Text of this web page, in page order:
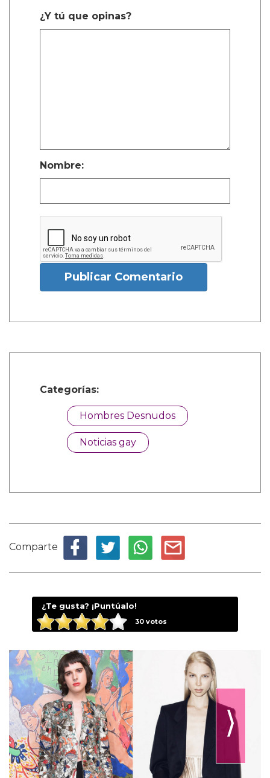
¿Y tú que opinas?
Nombre:
Publicar Comentario
Categorías:
Hombres Desnudos
Noticias gay
Comparte
¿Te gusta? ¡Puntúalo!
30votos
⟩